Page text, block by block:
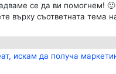
се да ви помогнем! 🙂
върху съответната тема
искам да получа
Класация